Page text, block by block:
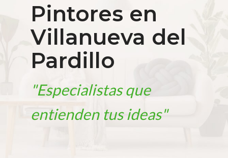
Pintores en
Villanueva del
Pardillo
"Especialistas que
entienden tus ideas"